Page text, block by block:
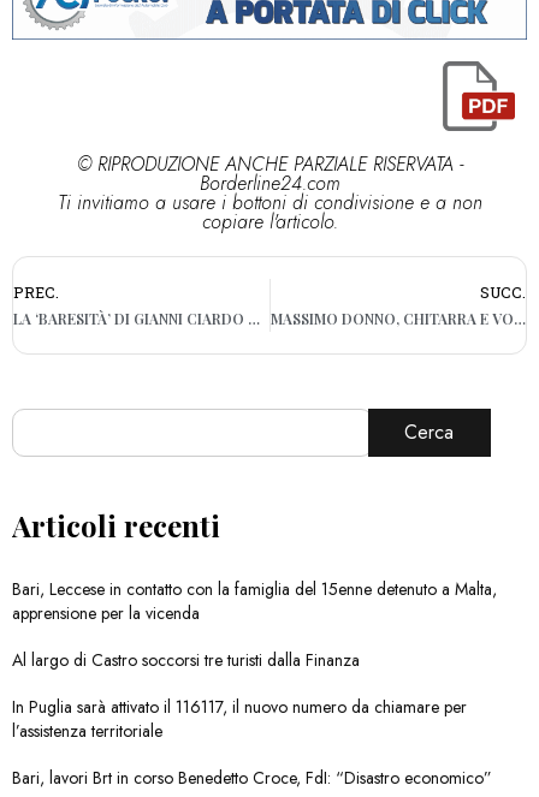
© RIPRODUZIONE ANCHE PARZIALE RISERVATA -
Borderline24.com
Ti invitiamo a usare i bottoni di condivisione e a non
copiare l'articolo.
PREC.
LA ‘BARESITÀ’ DI GIANNI CIARDO TORNA SUL PALCO
SUCC.
MASSIMO DONNO, CHITARRA E VOCE DI UN SPETTACOLO NEL SALENTO
Cerca
Articoli recenti
Bari, Leccese in contatto con la famiglia del 15enne detenuto a Malta,
apprensione per la vicenda
Al largo di Castro soccorsi tre turisti dalla Finanza
In Puglia sarà attivato il 116117, il nuovo numero da chiamare per
l’assistenza territoriale
Bari, lavori Brt in corso Benedetto Croce, FdI: “Disastro economico”